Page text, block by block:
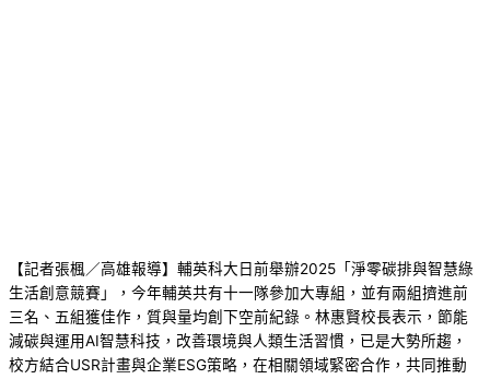
【記者張楓／高雄報導】輔英科大日前舉辦2025「淨零碳排與智慧綠
生活創意競賽」，今年輔英共有十一隊參加大專組，並有兩組擠進前
三名、五組獲佳作，質與量均創下空前紀錄。林惠賢校長表示，節能
減碳與運用AI智慧科技，改善環境與人類生活習慣，已是大勢所趨，
校方結合USR計畫與企業ESG策略，在相關領域緊密合作，共同推動